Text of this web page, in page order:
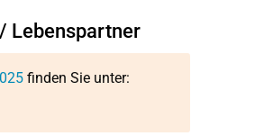
Lebenspartner
finden Sie unter: